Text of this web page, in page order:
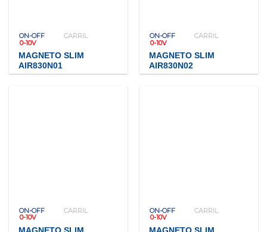
ON-OFF
CARRIL
0-10V
MAGNETO SLIM
AIR830N01
ON-OFF
CARRIL
0-10V
MAGNETO SLIM
AIR830N02
ON-OFF
CARRIL
0-10V
ON-OFF
CARRIL
0-10V